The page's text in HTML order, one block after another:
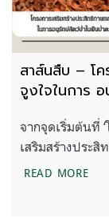
สาส์นสืบ – โค
จูงใจในการ
จากจุดเริ่มต้นที่ ‘
เสริมสร้างประ
READ MOREสา